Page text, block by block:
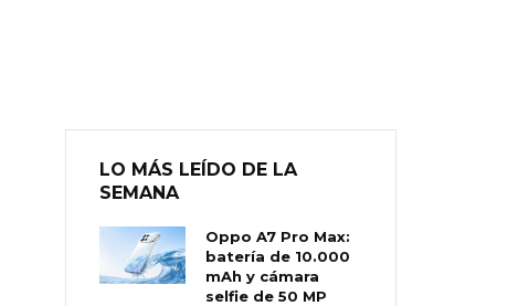
LO MÁS LEÍDO DE LA
SEMANA
Oppo A7 Pro Max:
batería de 10.000
mAh y cámara
selfie de 50 MP